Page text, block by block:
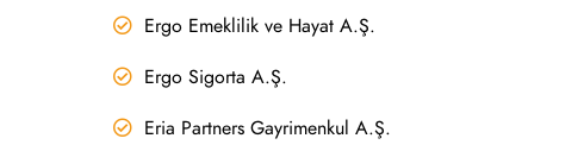
Ergo Emeklilik ve Hayat A.Ş.
Ergo Sigorta A.Ş.
Eria Partners Gayrimenkul A.Ş.